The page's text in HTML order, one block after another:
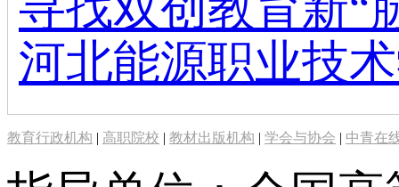
河北能源职业技
教育行政机构 | 高职院校 | 教材出版机构 | 学会与协会 | 中青在